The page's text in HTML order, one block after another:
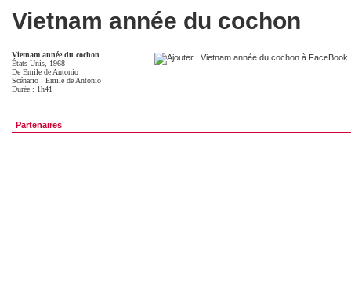
Vietnam année du cochon
Vietnam année du cochon
États-Unis, 1968
De Emile de Antonio
Scénario : Emile de Antonio
Durée : 1h41
Partenaires